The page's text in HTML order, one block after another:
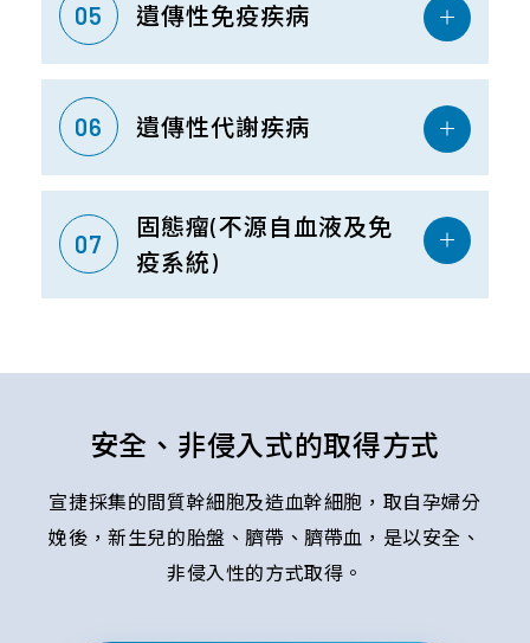
05 遺傳性免疫疾病
06 遺傳性代謝疾病
07
固態瘤(不源自血液及免
疫系統)
安全、非侵入式的取得方式
宣捷採集的間質幹細胞及造血幹細胞，取自孕婦分
娩後，新生兒的胎盤、臍帶、臍帶血，是以安全、
非侵入性的方式取得。